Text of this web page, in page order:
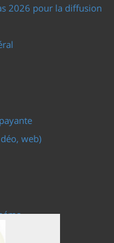
2026 pour la diffusion
web)
web)